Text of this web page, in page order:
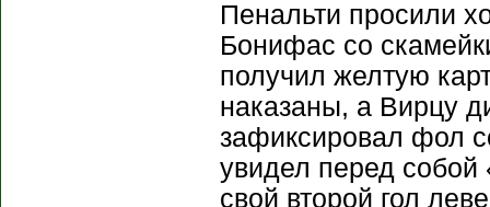
Пенальти просили
Бонифас со
получил желтую
наказаны, а Вирцу
зафиксировал фол
увидел перед
свой второй гол